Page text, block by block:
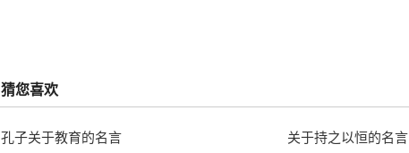
猜您喜欢
孔子关于教育的名言 关于持之以恒的名言